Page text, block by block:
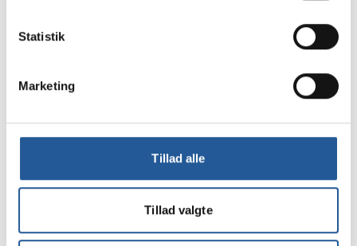
Statistik
Marketing
Tillad alle
Tillad valgte
Sekretariatet
4450 Jyderup